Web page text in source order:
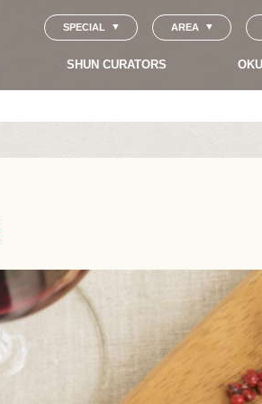
SPECIAL AREA
SHUN CURATORS